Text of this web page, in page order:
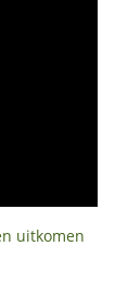
uitkomen